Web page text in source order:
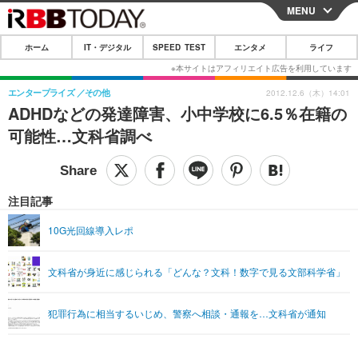
CLOSE
ホーム
IT・デジタル
IT・デジタルTOP スマートフォン
ショッピング その他
SPEED TEST
エンタメTOP 映画・ドラマ
グラビア ブログ
ショッピング その他
ライフTOP
リリース一覧
プッシュ通知の停止方法
MENU
ホーム IT・デジタル SPEED TEST エンタメ ライフ
ADHDなどの発達障害、小中学校に6.5％在籍の
可能性…文科省調べ
エンタープライズ その他
注目記事
10G光回線導入レポ
文科省が身近に感じられる「どんな？文科！数字で見る文部科学省」
犯罪行為に相当するいじめ、警察へ相談・通報を…文科省が通知
2012.12.6（木）14:01